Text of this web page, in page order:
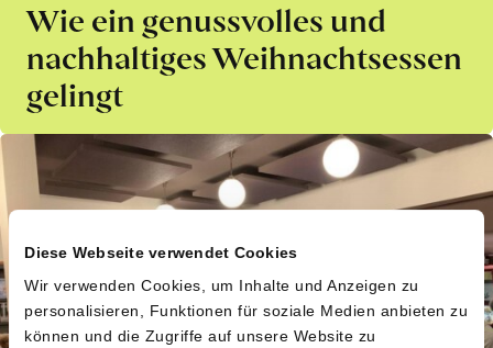
Diese Webseite verwendet Cookies
Wir verwenden Cookies, um Inhalte und Anzeigen zu
personalisieren, Funktionen für soziale Medien anbieten zu
können und die Zugriffe auf unsere Website zu
Wie ein genussvolles und
nachhaltiges Weihnachtsessen
gelingt